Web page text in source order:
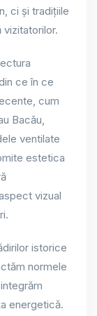
ci și tradițiile
ce în ce
cum
Bacău,
ventilate
estetica
vizual
istorice
normele
energetică.